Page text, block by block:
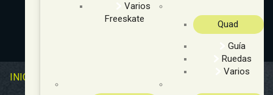
Varios
Freeskate
Quad
Guía
Ruedas
Varios
INICIO
CLUBS Y ASOCIACIONES